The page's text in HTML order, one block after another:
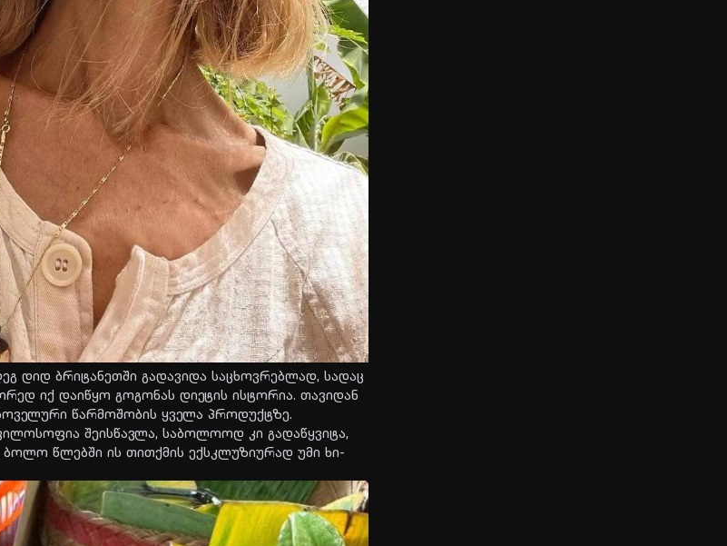
დიდ ბრი­ტა­ნეთ­ში გა­და­ვი­და სა­ცხოვ­რებ­ლად, სა­დაც
იქ და­ი­წყო გო­გო­ნას დი­ე­ტის ის­ტო­რია. თა­ვი­დან
წარ­მო­შო­ბის ყვე­ლა პრო­დუქტზე.
შე­ის­წავ­ლა, სა­ბო­ლო­ოდ კი გა­და­წყვი­ტა,
წლებ­ში ის თით­ქმის ექ­სკლუ­ზი­უ­რად უმი ხი­